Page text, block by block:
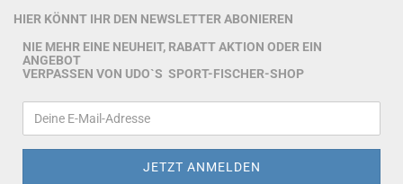
HIER KÖNNT IHR DEN NEWSLETTER ABONIEREN
NIE MEHR EINE NEUHEIT, RABATT AKTION ODER EIN
ANGEBOT
VERPASSEN VON UDO`S SPORT-FISCHER-SHOP